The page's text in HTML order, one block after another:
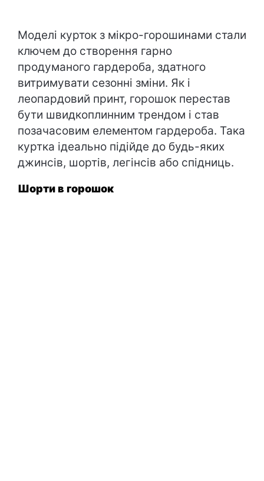
Моделі курток з мікро-горошинами стали
ключем до створення гарно
продуманого гардероба, здатного
витримувати сезонні зміни. Як і
леопардовий принт, горошок перестав
бути швидкоплинним трендом і став
позачасовим елементом гардероба. Така
куртка ідеально підійде до будь-яких
джинсів, шортів, легінсів або спідниць.
Шорти в горошок